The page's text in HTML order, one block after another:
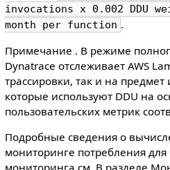
invocations x 0.002 DDU
month per function .
Примечание . В режиме
Dynatrace отслеживает AWS
трассировки, так и на
которые используют DDU на
пользовательских метрик
Подробные сведения о
мониторинге потребления для